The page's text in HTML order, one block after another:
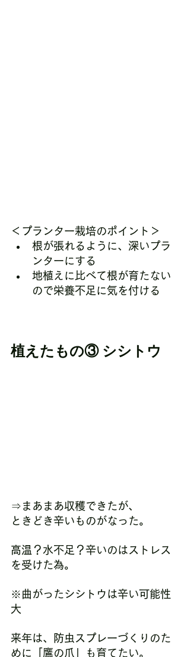
＜プランター栽培のポイント＞
根が張れるように、深いプラ
ンターにする
地植えに比べて根が育たない
ので栄養不足に気を付ける
植えたもの③ シシトウ
⇒まあまあ収穫できたが、
ときどき辛いものがなった。
高温？水不足？辛いのはストレス
を受けた為。
※曲がったシシトウは辛い可能性
大
来年は、防虫スプレーづくりのた
めに「鷹の爪」も育てたい。